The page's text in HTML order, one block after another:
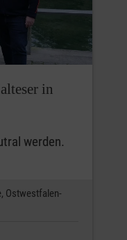
in
werden.
Ostwestfalen-